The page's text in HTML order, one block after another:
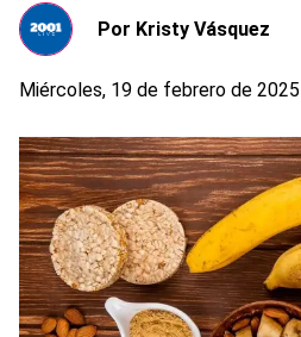
Por Kristy Vásquez
Miércoles, 19 de febrero de